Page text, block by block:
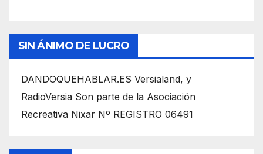
SIN ÁNIMO DE LUCRO
DANDOQUEHABLAR.ES Versialand, y
RadioVersia Son parte de la Asociación
Recreativa Nixar Nº REGISTRO 06491